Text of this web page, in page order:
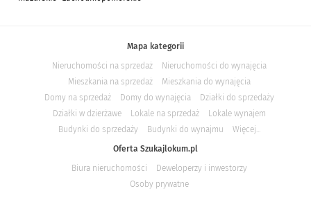
Mapa kategorii
Nieruchomości na sprzedaż
Nieruchomości do wynajęcia
Mieszkania na sprzedaż
Mieszkania do wynajęcia
Domy na sprzedaż
Domy do wynajęcia
Działki do sprzedaży
Działki w dzierżawe
Lokale na sprzedaż
Lokale wynajem
Budynki do sprzedaży
Budynki do wynajmu
Więcej...
Oferta Szukajlokum.pl
Biura nieruchomości
Deweloperzy i inwestorzy
Osoby prywatne